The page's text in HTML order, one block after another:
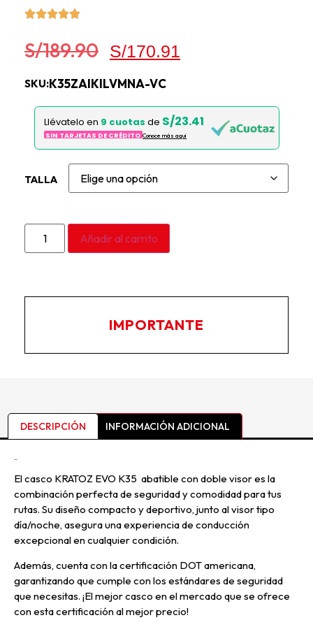
S/189.90 S/170.91
SKU:K35ZAIKILVMNA-VC
Llévatelo en 9 cuotas de S/23.41
SIN TARJETAS DE CRÉDITO Conoce más aqui
TALLA
Añadir al carrito
IMPORTANTE
DESCRIPCIÓN INFORMACIÓN ADICIONAL
El casco KRATOZ EVO K35 abatible con doble visor es la
combinación perfecta de seguridad y comodidad para tus
rutas. Su diseño compacto y deportivo, junto al visor tipo
día/noche, asegura una experiencia de conducción
excepcional en cualquier condición.
Además, cuenta con la certificación DOT americana,
garantizando que cumple con los estándares de seguridad
que necesitas. ¡El mejor casco en el mercado que se ofrece
con esta certificación al mejor precio!